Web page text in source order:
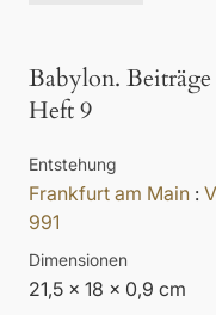
Babylon.
Heft 9
Entstehung
Frankfurt am Main :
991
Dimensionen
21,5 x 18 x 0,9 cm